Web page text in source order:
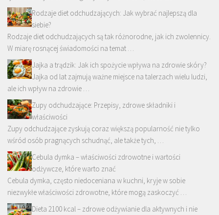
Rodzaje diet odchudzających: Jak wybrać najlepszą dla
siebie?
Rodzaje diet odchudzających są tak różnorodne, jak ich zwolennicy.
W miarę rosnącej świadomości na temat …
Jajka a trądzik: Jak ich spożycie wpływa na zdrowie skóry?
Jajka od lat zajmują ważne miejsce na talerzach wielu ludzi,
ale ich wpływ na zdrowie …
Zupy odchudzające: Przepisy, zdrowe składniki i
właściwości
Zupy odchudzające zyskują coraz większą popularność nie tylko
wśród osób pragnących schudnąć, ale także tych, …
Cebula dymka – właściwości zdrowotne i wartości
odżywcze, które warto znać
Cebula dymka, często niedoceniana w kuchni, kryje w sobie
niezwykłe właściwości zdrowotne, które mogą zaskoczyć …
Dieta 2100 kcal – zdrowe odżywianie dla aktywnych i nie